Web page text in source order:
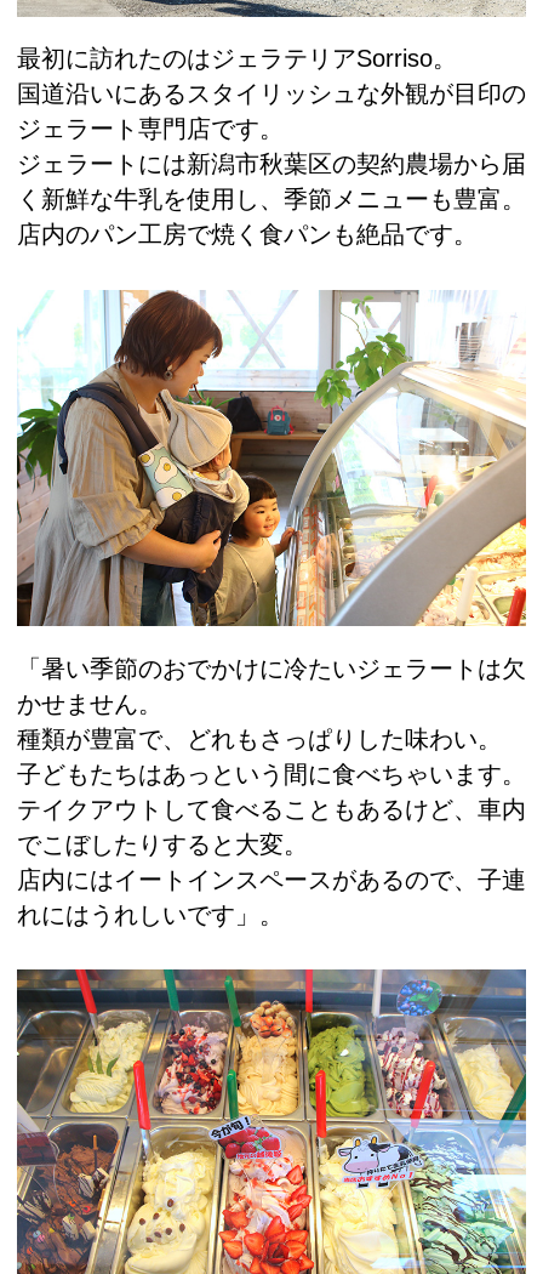
最初に訪れたのはジェラテリアSorriso。
国道沿いにあるスタイリッシュな外観が目印の
ジェラート専門店です。
ジェラートには新潟市秋葉区の契約農場から届
く新鮮な牛乳を使用し、季節メニューも豊富。
店内のパン工房で焼く食パンも絶品です。
「暑い季節のおでかけに冷たいジェラートは欠
かせません。
種類が豊富で、どれもさっぱりした味わい。
子どもたちはあっという間に食べちゃいます。
テイクアウトして食べることもあるけど、車内
でこぼしたりすると大変。
店内にはイートインスペースがあるので、子連
れにはうれしいです」。